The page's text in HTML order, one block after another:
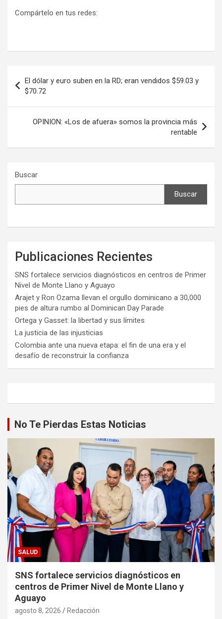
Compártelo en tus redes:
de
entradas
El dólar y euro suben en la RD; eran vendidos $59.03 y
$70.72
OPINION: «Los de afuera» somos la provincia más
rentable
Buscar
Buscar
Publicaciones Recientes
SNS fortalece servicios diagnósticos en centros de Primer
Nivel de Monte Llano y Aguayo
Arajet y Ron Ozama llevan el orgullo dominicano a 30,000
pies de altura rumbo al Dominican Day Parade
Ortega y Gasset: la libertad y sus límites
La justicia de las injusticias
Colombia ante una nueva etapa: el fin de una era y el
desafío de reconstruir la confianza
No Te Pierdas Estas Noticias
SALUD
SNS fortalece servicios diagnósticos en
centros de Primer Nivel de Monte Llano y
Aguayo
agosto 8, 2026 Redacción